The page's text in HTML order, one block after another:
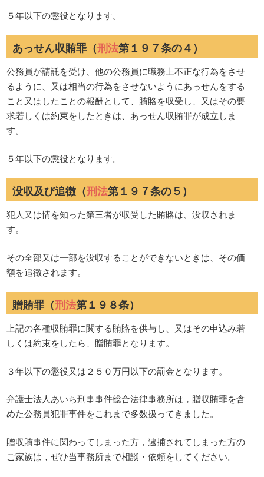
５年以下の懲役となります。
あっせん収賄罪（刑法第１９７条の４）
公務員が請託を受け、他の公務員に職務上不正な行為をさせ
るように、又は相当の行為をさせないようにあっせんをする
こと又はしたことの報酬として、賄賂を収受し、又はその要
求若しくは約束をしたときは、あっせん収賄罪が成立しま
す。
５年以下の懲役となります。
没収及び追徴（刑法第１９７条の５）
犯人又は情を知った第三者が収受した賄賂は、没収されま
す。
その全部又は一部を没収することができないときは、その価
額を追徴されます。
贈賄罪（刑法第１９８条）
上記の各種収賄罪に関する賄賂を供与し、又はその申込み若
しくは約束をしたら、贈賄罪となります。
３年以下の懲役又は２５０万円以下の罰金となります。
弁護士法人あいち刑事事件総合法律事務所は，贈収賄罪を含
めた公務員犯罪事件をこれまで多数扱ってきました。
贈収賄事件に関わってしまった方，逮捕されてしまった方の
ご家族は，ぜひ当事務所まで相談・依頼をしてください。